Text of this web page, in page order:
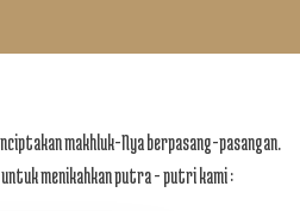
makhluk-Nya berpasang-pasangan.
untuk menikahkan putra - putri kami :